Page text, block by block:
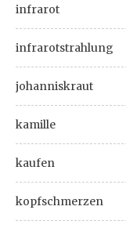
infrarot
infrarotstrahlung
johanniskraut
kamille
kaufen
kopfschmerzen